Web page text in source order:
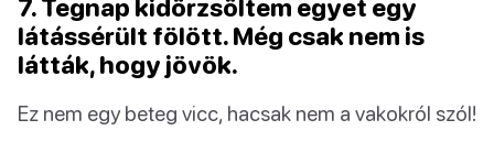
7. Tegnap kidörzsöltem egyet egy
látássérült fölött. Még csak nem is
látták, hogy jövök.
Ez nem egy beteg vicc, hacsak nem a vakokról szól!